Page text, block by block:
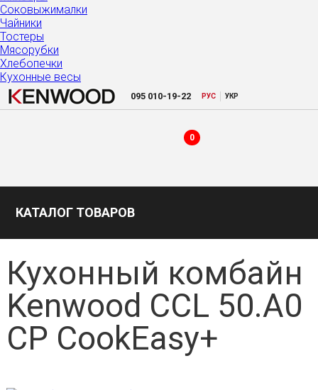
Соковыжималки
Чайники
Тостеры
Мясорубки
Хлебопечки
Кухонные весы
095 010-19-22 РУC | УКР
0
КАТАЛОГ ТОВАРОВ
Кухонный комбайн
Kenwood CCL 50.A0
CP CookEasy+